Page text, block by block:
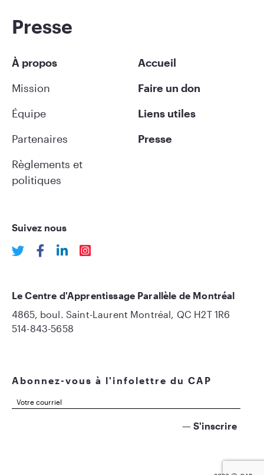
Presse
À propos
Mission
Équipe
Partenaires
Règlements et
politiques
Accueil
Faire un don
Liens utiles
Presse
Suivez nous
Abonnez-vous à l'infolettre du CAP
Le Centre d'Apprentissage Parallèle de Montréal
4865, boul. Saint-Laurent Montréal, QC H2T 1R6
514-843-5658